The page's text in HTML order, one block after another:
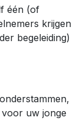
één (of
krijgen
begeleiding)
uw jonge